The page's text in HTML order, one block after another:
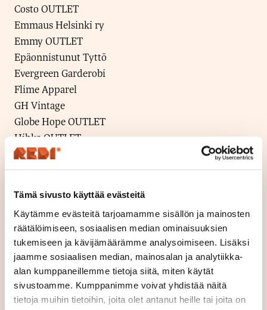
Tämä sivusto käyttää evästeitä
Käytämme evästeitä tarjoamamme sisällön ja mainosten
räätälöimiseen, sosiaalisen median ominaisuuksien
tukemiseen ja kävijämäärämme analysoimiseen. Lisäksi
jaamme sosiaalisen median, mainosalan ja analytiikka-
alan kumppaneillemme tietoja siitä, miten käytät
sivustoamme. Kumppanimme voivat yhdistää näitä
tietoja muihin tietoihin, joita olet antanut heille tai joita on
Costo OUTLET
Emmaus Helsinki ry
Emmy OUTLET
Epäonnistunut Tyttö
Evergreen Garderobi
Flime Apparel
GH Vintage
Globe Hope OUTLET
Hihka OUTLET
Hovilasi
Josena Art
Lady Vintage
Lea Lahti
Mioona Design
MyMessage
No BAd Design
Pure Waste OUTLET
Puuvillatehdas OUTLET